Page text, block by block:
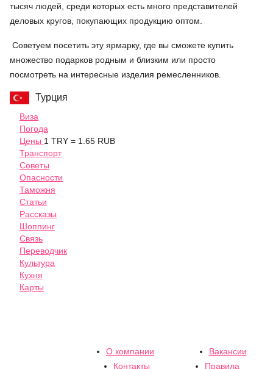
тысяч людей, среди которых есть много представителей
деловых кругов, покупающих продукцию оптом.
Советуем посетить эту ярмарку, где вы сможете купить
множество подарков родным и близким или просто
посмотреть на интересные изделия ремесленников.
Турция
Виза
Погода
Цены 1 TRY = 1.65 RUB
Транспорт
Советы
Опасности
Таможня
Статьи
Рассказы
Шоппинг
Связь
Переводчик
Культура
Кухня
Карты
О компании
Вакансии
Контакты
Правила